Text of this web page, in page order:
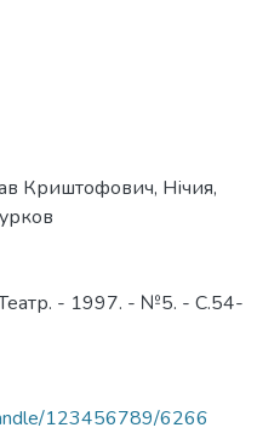
Криштофович, Нічия,
- 1997. - №5. - С.54-
123456789/6266